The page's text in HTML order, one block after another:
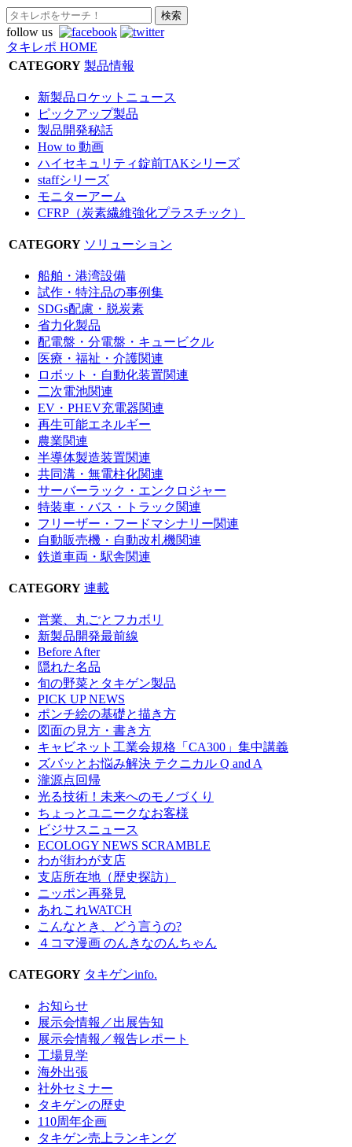
follow us
タキレポ HOME
CATEGORY 製品情報
新製品ロケットニュース
ピックアップ製品
製品開発秘話
How to 動画
ハイセキュリティ錠前TAKシリーズ
staffシリーズ
モニターアーム
CFRP（炭素繊維強化プラスチック）
CATEGORY ソリューション
船舶・港湾設備
試作・特注品の事例集
SDGs配慮・脱炭素
省力化製品
配電盤・分電盤・キュービクル
医療・福祉・介護関連
ロボット・自動化装置関連
二次電池関連
EV・PHEV充電器関連
再生可能エネルギー
農業関連
半導体製造装置関連
共同溝・無電柱化関連
サーバーラック・エンクロジャー
特装車・バス・トラック関連
フリーザー・フードマシナリー関連
自動販売機・自動改札機関連
鉄道車両・駅舎関連
CATEGORY 連載
営業、丸ごとフカボリ
新製品開発最前線
Before After
隠れた名品
旬の野菜とタキゲン製品
PICK UP NEWS
ポンチ絵の基礎と描き方
図面の見方・書き方
キャビネット工業会規格「CA300」集中講義
ズバッとお悩み解決 テクニカル Q and A
瀧源点回帰
光る技術！未来へのモノづくり
ちょっとユニークなお客様
ビジサスニュース
ECOLOGY NEWS SCRAMBLE
わが街わが支店
支店所在地（歴史探訪）
ニッポン再発見
あれこれWATCH
こんなとき、どう言うの?
４コマ漫画 のんきなのんちゃん
CATEGORY タキゲンinfo.
お知らせ
展示会情報／出展告知
展示会情報／報告レポート
工場見学
海外出張
社外セミナー
タキゲンの歴史
110周年企画
タキゲン売上ランキング